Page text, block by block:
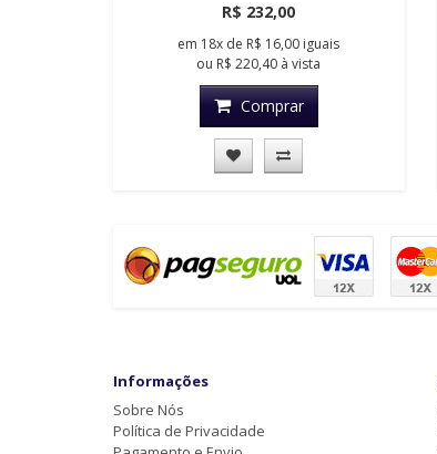
R$ 232,00
em 18x de R$ 16,00 iguais
ou R$ 220,40 à vista
Comprar
Informações
Sobre Nós
Política de Privacidade